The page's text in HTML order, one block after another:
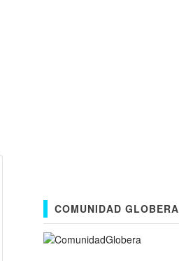
COMUNIDAD GLOBERA